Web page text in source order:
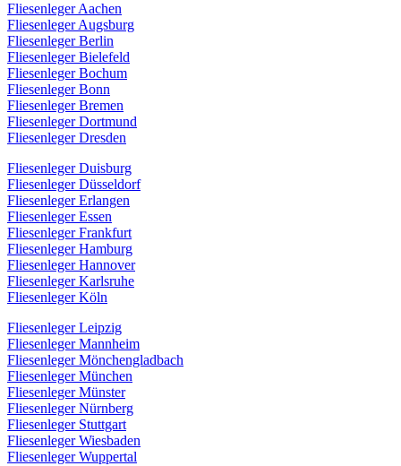
Fliesenleger Aachen
Fliesenleger Augsburg
Fliesenleger Berlin
Fliesenleger Bielefeld
Fliesenleger Bochum
Fliesenleger Bonn
Fliesenleger Bremen
Fliesenleger Dortmund
Fliesenleger Dresden
Fliesenleger Duisburg
Fliesenleger Düsseldorf
Fliesenleger Erlangen
Fliesenleger Essen
Fliesenleger Frankfurt
Fliesenleger Hamburg
Fliesenleger Hannover
Fliesenleger Karlsruhe
Fliesenleger Köln
Fliesenleger Leipzig
Fliesenleger Mannheim
Fliesenleger Mönchengladbach
Fliesenleger München
Fliesenleger Münster
Fliesenleger Nürnberg
Fliesenleger Stuttgart
Fliesenleger Wiesbaden
Fliesenleger Wuppertal